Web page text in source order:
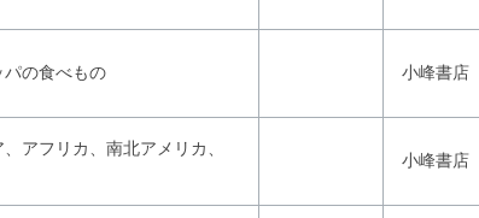
パの食べもの 小峰書店
アフリカ、南北アメリカ、
小峰書店